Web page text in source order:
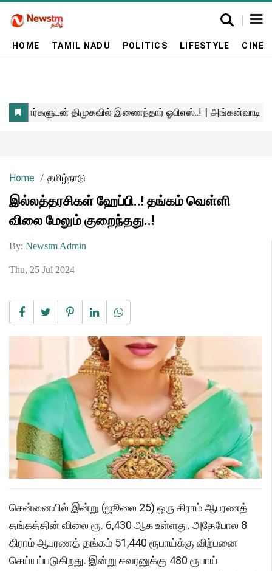
HOME TAMIL NADU POLITICS LIFESTYLE
Home தமிழ்நாடு
இல்லத்தரசிகள் ஹேப்பி..! தங்கம் வெள்ளி
விலை மேலும் குறைந்தது..!
By: Newstm Admin
Thu, 25 Jul 2024
சென்னையில் இன்று (ஜூலை 25) ஒரு கிராம் ஆபரணத்
தங்கத்தின் விலை ரூ. 6,430 ஆக உள்ளது. அதேபோல 8
கிராம் ஆபரணத் தங்கம் 51,440 ரூபாய்க்கு விற்பனை
செய்யப்படுகிறது. இன்று சவரனுக்கு 480 ரூபாய்